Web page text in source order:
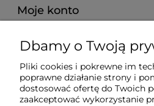
Moje konto
Dostawa i płatności
O firmie
Dbamy o Twoją
Pliki cookies i pokrewne im
poprawne działanie strony i
dostosować ofertę do Twoich
zaakceptować wykorzystanie